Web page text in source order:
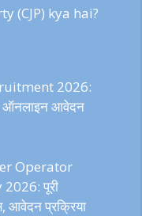
(CJP) kya hai?
2026:
ऑनलाइन आवेदन
Operator
पूरी
आवेदन प्रक्रिया